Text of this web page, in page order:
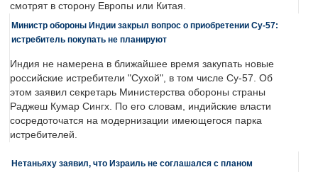
смотрят в сторону Европы или Китая.
Министр обороны Индии закрыл вопрос о приобретении Су-57:
истребитель покупать не планируют
Индия не намерена в ближайшее время закупать новые
российские истребители "Сухой", в том числе Су-57. Об
этом заявил секретарь Министерства обороны страны
Раджеш Кумар Сингх. По его словам, индийские власти
сосредоточатся на модернизации имеющегося парка
истребителей.
Нетаньяху заявил, что Израиль не соглашался с планом